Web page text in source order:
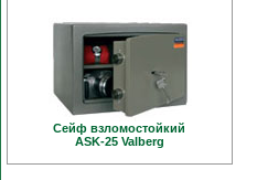
Сейф взломостойкий
ASK-25 Valberg